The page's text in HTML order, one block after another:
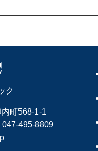
ク
町568-1-1
047-495-8809